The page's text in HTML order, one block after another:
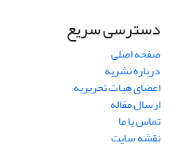
دسترسی سریع
صفحه اصلی
درباره نشریه
اعضای هیات تحریریه
ارسال مقاله
تماس با ما
نقشه سایت